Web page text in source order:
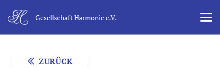
Gesellschaft Harmonie e.V.
ZURÜCK